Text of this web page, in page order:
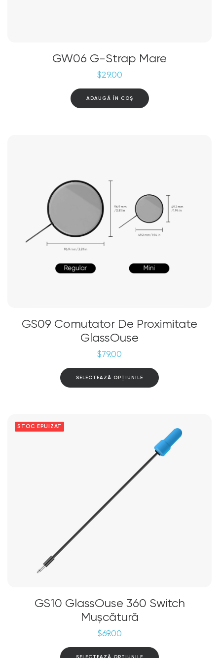
GW06 G-Strap Mare
$29.00
ADAUGĂ ÎN COȘ
GS09 Comutator De Proximitate
GlassOuse
$79.00
SELECTEAZĂ OPȚIUNILE
produs
pot
fi
alese
STOC EPUIZAT
GS10 GlassOuse 360 Switch
Mușcătură
$69.00